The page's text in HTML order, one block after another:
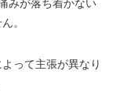
みが落ち着かない
。
って主張が異なり